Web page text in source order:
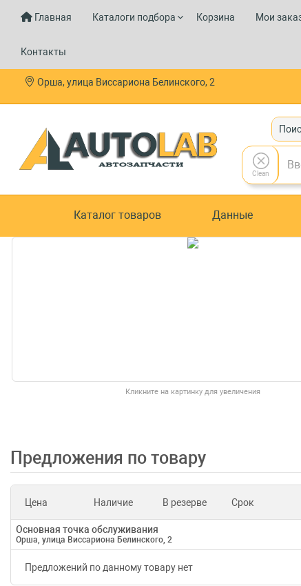
Главная Каталоги подбора Корзина Мои
Контакты
Орша, улица Виссариона Белинского, 2
Clean
Каталог товаров Данные
Кликните на картинку для увеличения
Предложения по товару
Цена Наличие В резерве Срок
Основная точка обслуживания
Орша, улица Виссариона Белинского, 2
Предложений по данному товару нет